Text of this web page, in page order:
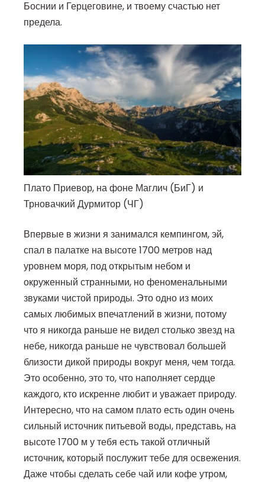
Боснии и Герцеговине, и твоему счастью нет
предела.
Плато Приевор, на фоне Маглич (БиГ) и
Трновачкий Дурмитор (ЧГ)
Впервые в жизни я занимался кемпингом, эй,
спал в палатке на высоте 1700 метров над
уровнем моря, под открытым небом и
окруженный странными, но феноменальными
звуками чистой природы. Это одно из моих
самых любимых впечатлений в жизни, потому
что я никогда раньше не видел столько звезд на
небе, никогда раньше не чувствовал большей
близости дикой природы вокруг меня, чем тогда.
Это особенно, это то, что наполняет сердце
каждого, кто искренне любит и уважает природу.
Интересно, что на самом плато есть один очень
сильный источник питьевой воды, представь, на
высоте 1700 м у тебя есть такой отличный
источник, который послужит тебе для освежения.
Даже чтобы сделать себе чай или кофе утром,